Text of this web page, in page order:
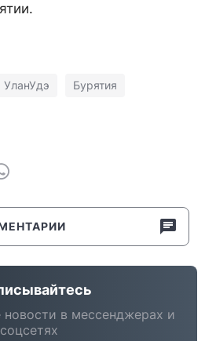
УланУдэ Бурятия
в мессенджерах и
соцсетях